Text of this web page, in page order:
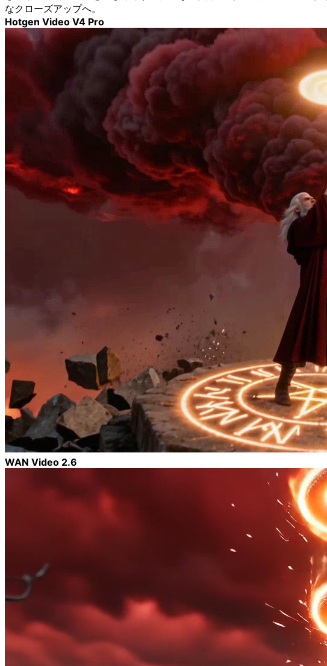
なクローズアップへ。
Hotgen Video V4 Pro
WAN Video 2.6